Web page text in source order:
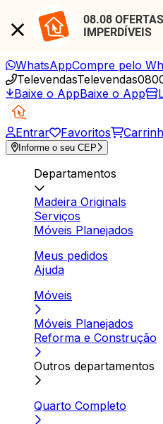
08.08 OFERTAS
IMPERDÍVEIS
WhatsAppCompre pelo
TelevendasTelevendas
Baixe o AppBaixe o App
Entrar Favoritos
Informe o seu CEP
Departamentos
Madeira Originals
Serviços
Móveis Planejados
Meus pedidos
Ajuda
Móveis
Móveis Planejados
Reforma e Construção
Outros departamentos
Quarto Completo